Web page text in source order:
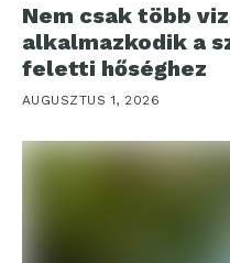
Nem csak több
alkalmazkodik a
feletti hőséghez
AUGUSZTUS 1, 2026